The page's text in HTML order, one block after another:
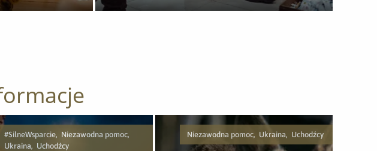
Pobierz załącznik
#SilneWsparcie, Niezawodna pomoc,
Ukraina, Uchodźcy
Niezawodna pomoc, Ukraina, Uchodźcy